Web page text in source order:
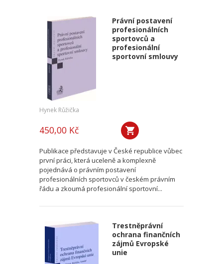
Právní postavení
profesionálních
sportovců a
profesionální
sportovní smlouvy
Hynek Růžička
450,00 Kč
Publikace představuje v České republice vůbec
první práci, která uceleně a komplexně
pojednává o právním postavení
profesionálních sportovců v českém právním
řádu a zkoumá profesionální sportovní...
Trestněprávní
ochrana finančních
zájmů Evropské
unie